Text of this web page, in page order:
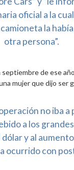
oficial a la
la
otra persona”.
de ese
mujer que dijo ser
no iba a
a los
y al
ocurrido con